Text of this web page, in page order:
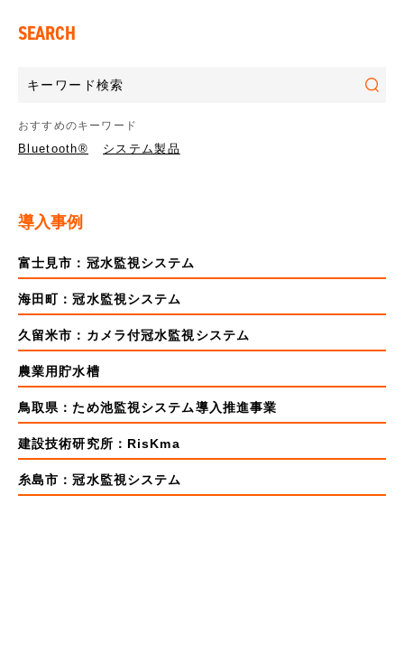
SEARCH
おすすめのキーワード
Bluetooth® システム製品
導入事例
富士見市：冠水監視システム
海田町：冠水監視システム
久留米市：カメラ付冠水監視システム
農業用貯水槽
鳥取県：ため池監視システム導入推進事業
建設技術研究所：RisKma
糸島市：冠水監視システム